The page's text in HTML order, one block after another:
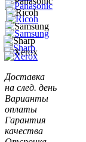
Доставка
на след. день
Варианты
оплаты
Гарантия
качества